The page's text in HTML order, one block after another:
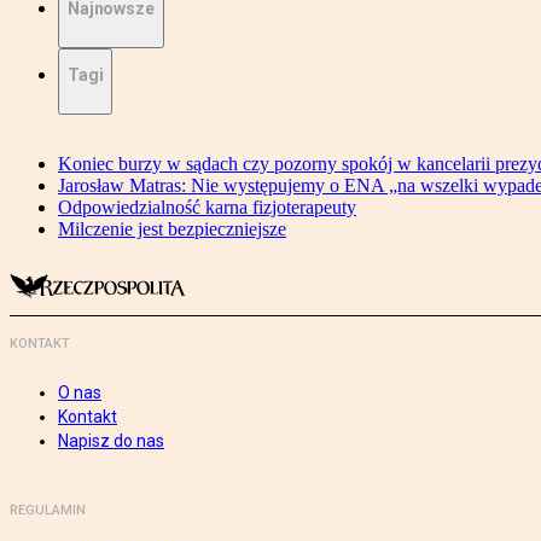
Najnowsze
Tagi
Koniec burzy w sądach czy pozorny spokój w kancelarii
Jarosław Matras: Nie występujemy o ENA „na wszelki
Odpowiedzialność karna fizjoterapeuty
Milczenie jest bezpieczniejsze
KONTAKT
O nas
Kontakt
Napisz do nas
REGULAMIN